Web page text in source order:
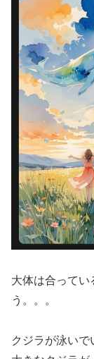
大体は合って
う。。。
クジラが泳い